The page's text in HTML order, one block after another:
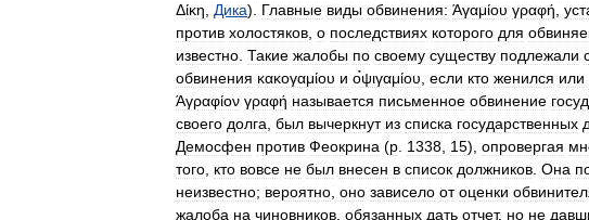
Δίκη Дика). Главные виды обвинения: Άγαμίου γραφή
против холостяков о последствиях которого для
известно Такие жалобы по своему существу подлежали
обвинения κακογαμίου и ο̉ψιγαμίου если кто женился или
Άγραφίον γραφή называется письменное обвинение
своего долга был вычеркнут из списка государственных
Демосфен против Феокрина (р 1338 15), опровергая
того кто вовсе не был внесен в список должников Она
неизвестно; вероятно оно зависело от оценки
жалоба на чиновников обязанных дать отчет, но не